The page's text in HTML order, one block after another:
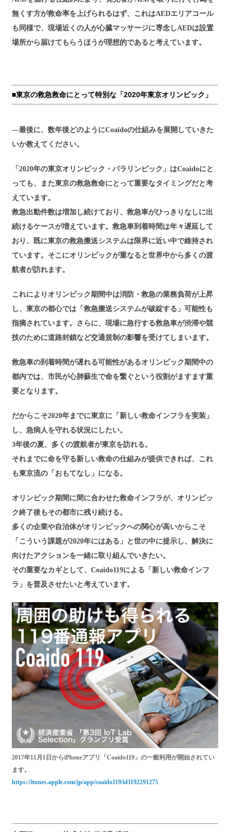
無くす方が救命率を上げられるはず、これはAEDエリアコール
も同様で、現場近くの人が心臓マッサージに専念しAEDは設置
場所から届けてもらうほうが理想的であると考えています。
■東京の救急救命にとって特別な「2020年東京オリンピック」
―最後に、数年後どのようにCoaidoの仕組みを展開していきた
いか教えてください。
「2020年の東京オリンピック・パラリンピック」はCoaidoにと
っても、また東京の救急救命にとって重要なタイミングだと考
えています。
救急出動件数は増加し続けており、救急車がひっきりなしに出
続けるケースが増えています。救急車到着時間は年々遅延して
おり、既に東京の救急搬送システムは限界に近い中で維持され
ています。そこにオリンピックが重なると世界中から多くの渡
航者が訪れます。
これによりオリンピック期間中は消防・救急の業務負荷が上昇
し、東京の都心では「救急搬送システムが破綻する」可能性も
指摘されています。さらに、現場に急行する救急車が渋滞や競
技のために道路封鎖など交通規制の影響を受けてしまいます。
救急車の到着時間が遅れる可能性があるオリンピック期間中の
都内では、市民が心肺蘇生で命を繋ぐという役割がますます重
要となります。
だからこそ2020年までに東京に「新しい救命インフラを実装」
し、急病人を守れる状況にしたい。
3年後の夏、多くの渡航者が東京を訪れる。
それまでに命を守る新しい救命の仕組みが提供できれば、これ
も東京流の「おもてなし」になる。
オリンピック期間に間に合わせた救命インフラが、オリンピッ
ク終了後もその都市に残り続ける。
多くの企業や自治体がオリンピックへの関心が高いからこそ
「こういう課題が2020年にはある」と世の中に提示し、解決に
向けたアクションを一緒に取り組んでいきたい。
その重要なカギとして、Coaido119による「新しい救命インフ
ラ」を普及させたいと考えています。
2017年11月1日からiPhoneアプリ「Coaido119」の一般利用が開始されてい
ます。
https://itunes.apple.com/jp/app/coaido119/id1192291275